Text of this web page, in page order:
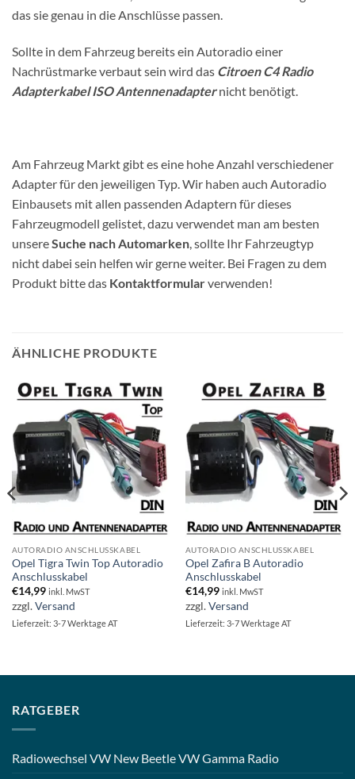
das sie genau in die Anschlüsse passen.
Sollte in dem Fahrzeug bereits ein Autoradio einer
Nachrüstmarke verbaut sein wird das Citroen C4 Radio
Adapterkabel ISO Antennenadapternicht benötigt.
Am Fahrzeug Markt gibt es eine hohe Anzahl verschiedener
Adapter für den jeweiligen Typ. Wir haben auch Autoradio
Einbausets mit allen passenden Adaptern für dieses
Fahrzeugmodell gelistet, dazu verwendet man am besten
unsereSuche nach Automarken , sollte Ihr Fahrzeugtyp
nicht dabei sein helfen wir gerne weiter. Bei Fragen zu dem
Produkt bitte das Kontaktformularverwenden!
ÄHNLICHE PRODUKTE
AUTORADIO ANSCHLUSSKABEL
Opel Tigra Twin Top Autoradio
Anschlusskabel
€14,99 inkl. MwST
zzgl.Versand
Lieferzeit: 3-7 Werktage AT
AUTORADIO ANSCHLUSSKABEL
Opel Zafira B Autoradio
Anschlusskabel
€14,99 inkl. MwST
zzgl.Versand
Lieferzeit: 3-7 Werktage AT
RATGEBER
Radiowechsel VW New Beetle VW Gamma Radio